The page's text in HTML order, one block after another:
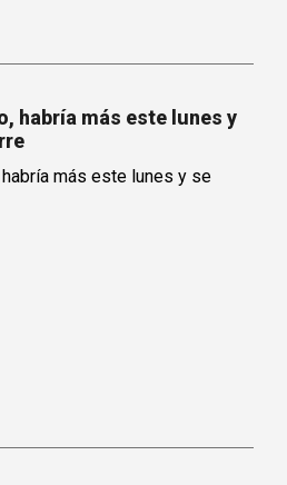
habría más este lunes y